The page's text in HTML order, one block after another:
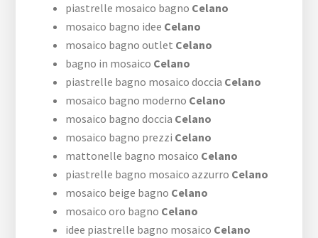
piastrelle mosaico bagno Celano
mosaico bagno idee Celano
mosaico bagno outlet Celano
bagno in mosaico Celano
piastrelle bagno mosaico doccia Celano
mosaico bagno moderno Celano
mosaico bagno doccia Celano
mosaico bagno prezzi Celano
mattonelle bagno mosaico Celano
piastrelle bagno mosaico azzurro Celano
mosaico beige bagno Celano
mosaico oro bagno Celano
idee piastrelle bagno mosaico Celano